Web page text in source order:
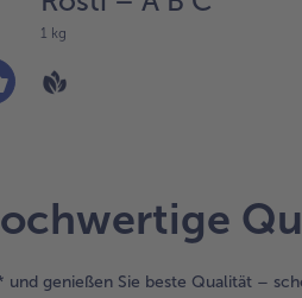
1 kg
genießen Sie beste Qualität –